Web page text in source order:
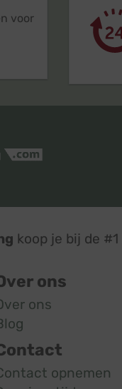
voor
koop je bij de #1
ons
ons
opnemen